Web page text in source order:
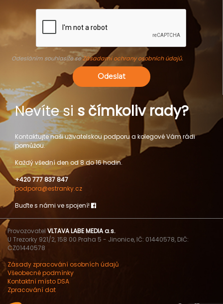
Odesláním souhlasíte seZásadami ochrany osobních údajů.
Odeslat
Nevíte si s čímkoliv rady?
Kontaktujte naši uživatelskou podporu a kolegové Vám rádi
pomůžou.
Každý všední den od 8 do 16 hodin.
+420 777 837 847
podpora@estranky.cz
Buďte s námi ve spojení!
Provozovatel VLTAVA LABE MEDIA a.s.
U Trezorky 921/2, 158 00 Praha 5 - Jinonice, IČ: 01440578, DIČ:
CZ01440578
Zásady zpracování osobních údajů
Všeobecné podmínky
Kontaktní místo DSA
Zpracování dat